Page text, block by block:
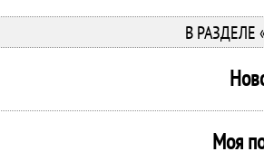
В РАЗДЕЛЕ
Моя